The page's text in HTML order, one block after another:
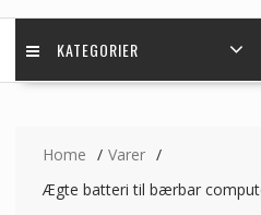
KATEGORIER
Home
Varer
Ægte batteri til bærbar